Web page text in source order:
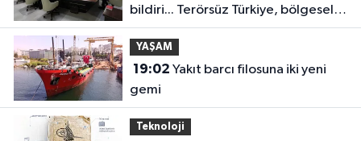
bildiri... Terörsüz Türkiye, bölgesel
güvenlik ve Gazze mesajı
YAŞAM
19:02
gemi
Teknoloji